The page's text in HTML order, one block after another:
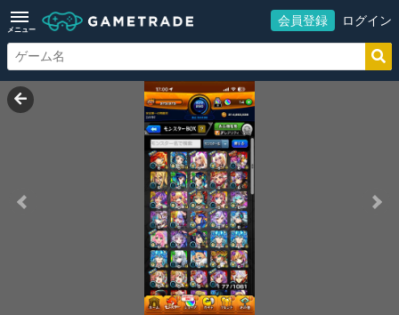
メニュー
会員登録 ログイン